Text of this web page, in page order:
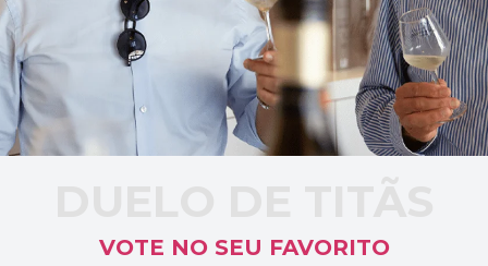
VOTE NO SEU FAVORITO